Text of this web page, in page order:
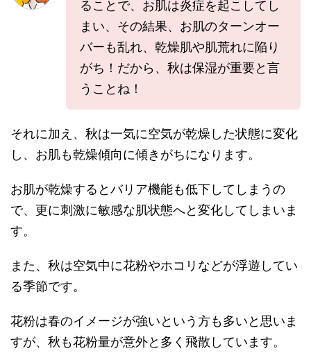
ることで、お肌は炎症を起こしてし
まい、その結果、お肌のターンオー
バーも乱れ、乾燥肌や肌荒れに陥り
がち！だから、秋は保湿が重要と言
うことね！
それに加え、秋は一気に空気が乾燥した状態に変化
し、お肌も乾燥傾向に傾きがちになります。
お肌が乾燥するとバリア機能も低下してしまうの
で、更に刺激に敏感な肌状態へと変化してしまいま
す。
また、秋は空気中に花粉やホコリなどが浮遊してい
る季節です。
花粉は春のイメージが強いという方も多いと思いま
すが、秋も花粉量が意外と多く飛散しています。